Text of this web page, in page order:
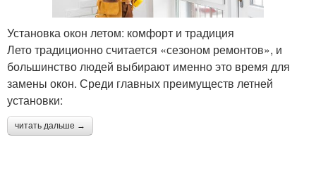
Установка окон летом: комфорт и традиция
Лето традиционно считается «сезоном ремонтов», и
большинство людей выбирают именно это время для
замены окон. Среди главных преимуществ летней
установки:
читать дальше →